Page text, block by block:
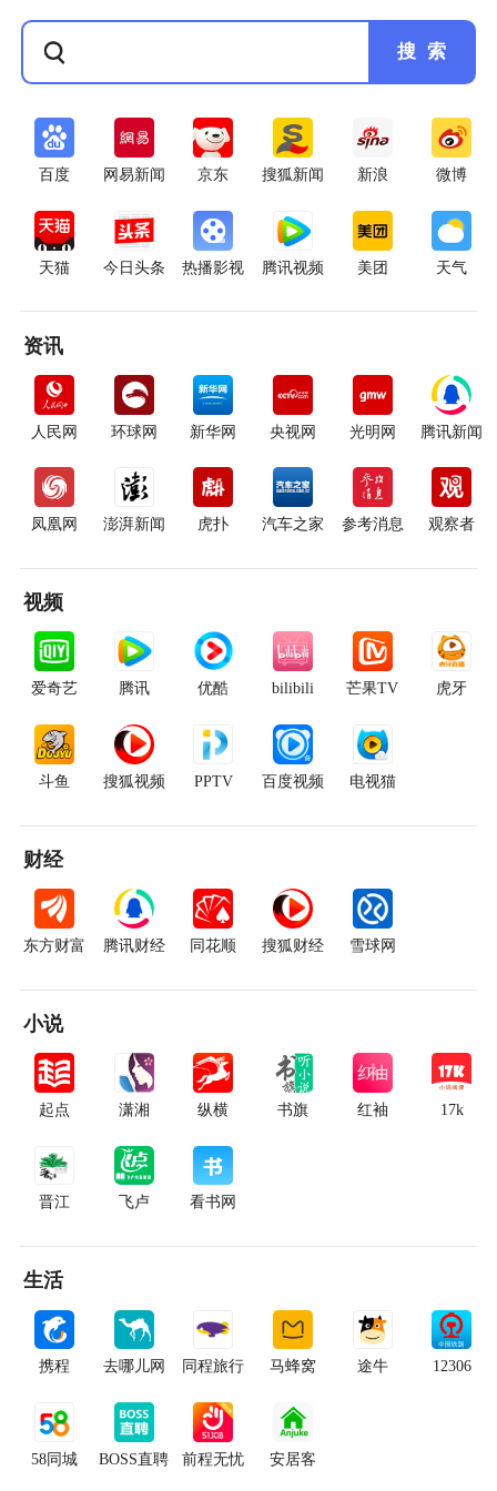
搜 索
百度 网易新闻 京东 搜狐新闻 新浪 微博
天猫 今日头条 热播影视 腾讯视频 美团 天气
资讯
人民网 环球网 新华网 央视网 光明网 腾讯新闻
凤凰网 澎湃新闻 虎扑 汽车之家 参考消息 观察者
视频
爱奇艺 腾讯 优酷 bilibili 芒果TV 虎牙
斗鱼 搜狐视频 PPTV 百度视频 电视猫
财经
东方财富 腾讯财经 同花顺 搜狐财经 雪球网
小说
起点 潇湘 纵横 书旗 红袖 17k
晋江 飞卢 看书网
生活
携程 去哪儿网 同程旅行 马蜂窝 途牛 12306
58同城 BOSS直聘 前程无忧 安居客